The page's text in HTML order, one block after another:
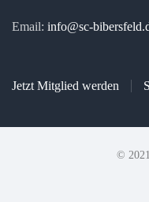
Email: info@sc-
Jetzt Mitglied werden
©